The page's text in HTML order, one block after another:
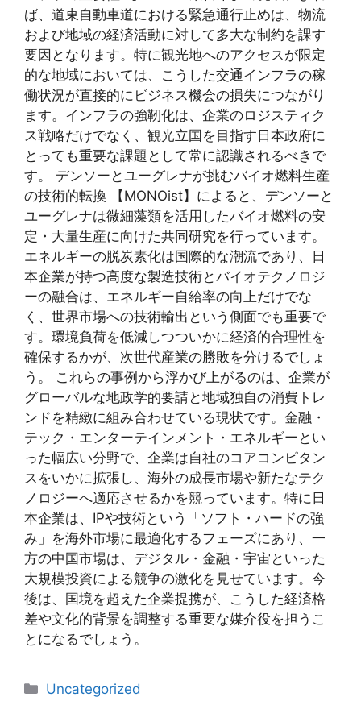
ば、道東自動車道における緊急通行止めは、物流
および地域の経済活動に対して多大な制約を課す
要因となります。特に観光地へのアクセスが限定
的な地域においては、こうした交通インフラの稼
働状況が直接的にビジネス機会の損失につながり
ます。インフラの強靭化は、企業のロジスティク
ス戦略だけでなく、観光立国を目指す日本政府に
とっても重要な課題として常に認識されるべきで
す。 デンソーとユーグレナが挑むバイオ燃料生産
の技術的転換 【MONOist】によると、デンソーと
ユーグレナは微細藻類を活用したバイオ燃料の安
定・大量生産に向けた共同研究を行っています。
エネルギーの脱炭素化は国際的な潮流であり、日
本企業が持つ高度な製造技術とバイオテクノロジ
ーの融合は、エネルギー自給率の向上だけでな
く、世界市場への技術輸出という側面でも重要で
す。環境負荷を低減しつついかに経済的合理性を
確保するかが、次世代産業の勝敗を分けるでしょ
う。 これらの事例から浮かび上がるのは、企業が
グローバルな地政学的要請と地域独自の消費トレ
ンドを精緻に組み合わせている現状です。金融・
テック・エンターテインメント・エネルギーとい
った幅広い分野で、企業は自社のコアコンピタン
スをいかに拡張し、海外の成長市場や新たなテク
ノロジーへ適応させるかを競っています。特に日
本企業は、IPや技術という「ソフト・ハードの強
み」を海外市場に最適化するフェーズにあり、一
方の中国市場は、デジタル・金融・宇宙といった
大規模投資による競争の激化を見せています。今
後は、国境を超えた企業提携が、こうした経済格
差や文化的背景を調整する重要な媒介役を担うこ
とになるでしょう。
Categories
Uncategorized